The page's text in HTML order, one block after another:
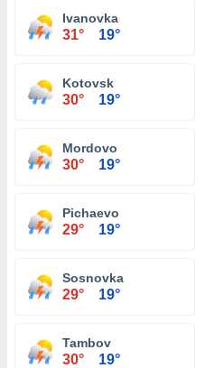
Ivanovka
31° 19°
Kotovsk
30° 19°
Mordovo
30° 19°
Pichaevo
29° 19°
Sosnovka
29° 19°
Tambov
30° 19°